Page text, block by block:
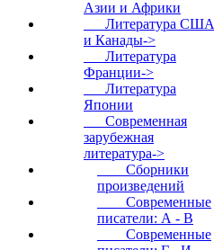
Азии и Африки
Литература США
и Канады->
Литература
Франции->
Литература
Японии
Современная
зарубежная
литература->
Сборники
произведений
Современные
писатели: А - В
Современные